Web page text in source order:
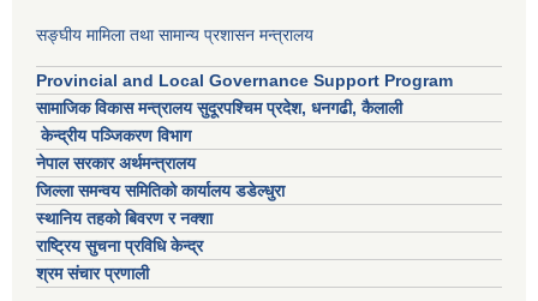
सङ्घीय मामिला तथा सामान्य प्रशासन मन्त्रालय
Provincial and Local Governance Support Program
सामाजिक विकास मन्त्रालय सुदूरपश्चिम प्रदेश, धनगढी, कैलाली
केन्द्रीय पञ्जिकरण विभाग
नेपाल सरकार अर्थमन्त्रालय
जिल्ला समन्वय समितिको कार्यालय डडेल्धुरा
स्थानिय तहको बिवरण र नक्शा
राष्ट्रिय सुचना प्रविधि केन्द्र
श्रम संचार प्रणाली